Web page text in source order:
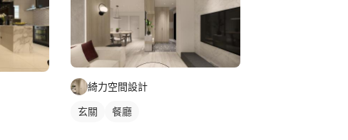
綺力空間設計
玄關 餐廳